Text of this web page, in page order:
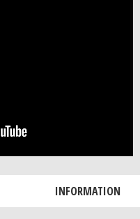
INFORMATION